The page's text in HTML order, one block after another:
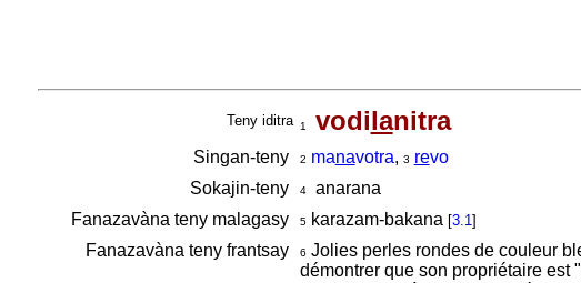
Teny iditra 1 vodilanitra
Singan-teny 2 manavotra, 3 revo
Sokajin-teny
4anarana
Fanazavàna teny malagasy
5karazam-bakana [3.1]
Fanazavàna teny frantsay 6 Jolies perles rondes de couleur
démontrer que son propriétaire est